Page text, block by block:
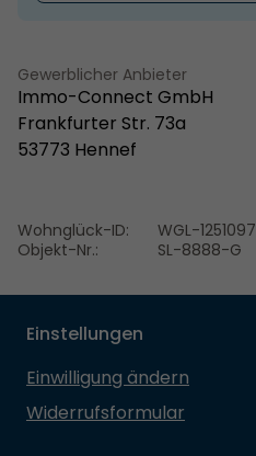
Gewerblicher Anbieter
Immo-Connect GmbH
Frankfurter Str. 73a
53773 Hennef
Wohnglück-ID:
Objekt-Nr.:
WGL-1251097
SL-8888-G
Einstellungen
Einwilligung ändern
Widerrufsformular